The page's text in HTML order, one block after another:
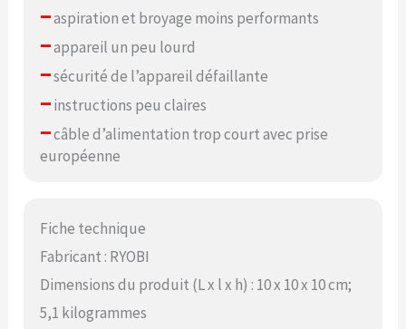
–aspiration et broyage moins performants
–appareil un peu lourd
–sécurité de l’appareil défaillante
–instructions peu claires
–câble d’alimentation trop court avec prise
européenne
Fiche technique
Fabricant : RYOBI
Dimensions du produit (L x l x h) : 10 x 10 x 10 cm;
5,1 kilogrammes